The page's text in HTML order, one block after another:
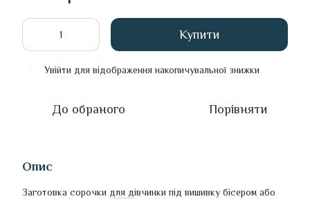
Купити
Увійти для відображення накопичувальної знижки
До обраного Порівняти
Опис
Заготовка сорочки для дівчинки під вишивку бісером або